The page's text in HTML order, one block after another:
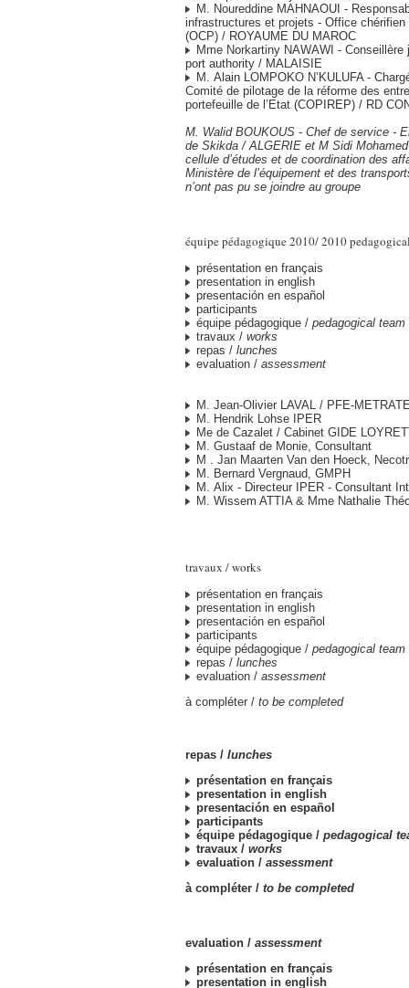
M. Noureddine MAHNAOUI -
infrastructures et projets - Office chérifien
(OCP) / ROYAUME DU MAROC
Mme Norkartiny NAWAWI - Conseillère
port authority / MALAISIE
M. Alain LOMPOKO N’KULUFA -
Comité de pilotage de la réforme des
portefeuille de l’Etat (COPIREP) / RD
M. Walid BOUKOUS - Chef de service -
de Skikda / ALGERIE et M Sidi
cellule d’études et de coordination des
Ministère de l’équipement et des
n’ont pas pu se joindre au groupe
équipe pédagogique 2010/ 2010
présentation en français
presentation in english
presentación en español
participants
équipe pédagogique / pedagogical team
travaux / works
repas / lunches
evaluation / assessment
M. Jean-Olivier LAVAL / PFE-
M. Hendrik Lohse IPER
Me de Cazalet / Cabinet GIDE
M. Gustaaf de Monie, Consultant
M . Jan Maarten Van den Hoeck,
M. Bernard Vergnaud, GMPH
M. Alix - Directeur IPER - Consultant
M. Wissem ATTIA & Mme Nathalie
travaux / works
présentation en français
presentation in english
presentación en español
participants
équipe pédagogique / pedagogical team
repas / lunches
evaluation / assessment
à compléter / to be completed
repas / lunches
présentation en français
presentation in english
presentación en español
participants
équipe pédagogique / pedagogical
travaux / works
evaluation / assessment
à compléter / to be completed
evaluation / assessment
présentation en français
presentation in english